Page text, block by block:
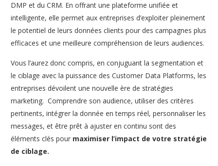
DMP et du CRM. En offrant une plateforme unifiée et
intelligente, elle permet aux entreprises d’exploiter pleinement
le potentiel de leurs données clients pour des campagnes plus
efficaces et une meilleure compréhension de leurs audiences.
Vous l’aurez donc compris, en conjuguant la segmentation et
le ciblage avec la puissance des Customer Data Platforms, les
entreprises dévoilent une nouvelle ère de stratégies
marketing.Comprendre son audience, utiliser des critères
pertinents, intégrer la donnée en temps réel, personnaliser les
messages, et être prêt à ajuster en continu sont des
éléments clés pour maximiser l’impact de votre stratégie
de ciblage.